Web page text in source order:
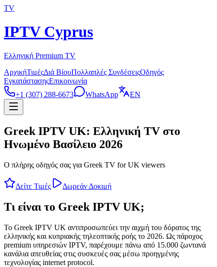
TV
IPTV Cyprus
Ελληνική Premium TV
ΑρχικήΤιμέςΔιά ΒίουΠολλαπλές ΣυνδέσειςΟδηγός
ΕγκατάστασηςΕπικοινωνία
+1 (307) 288-6673
WhatsApp EN
Greek IPTV UK: Ελληνική TV στο
Ηνωμένο Βασίλειο 2026
Ο πλήρης οδηγός σας για Greek TV for UK viewers
Δείτε Τιμές Δωρεάν Δοκιμή
Τι είναι το Greek IPTV UK;
Το Greek IPTV UK αντιπροσωπεύει την αιχμή του δόρατος της
ελληνικής και κυπριακής τηλεοπτικής ροής το 2026. Ως πάροχος
premium υπηρεσιών IPTV, παρέχουμε πάνω από 15.000 ζωντανά
κανάλια απευθείας στις συσκευές σας μέσω προηγμένης
τεχνολογίας internet protocol.